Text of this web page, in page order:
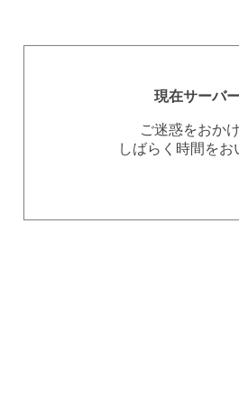
現在サーバ
ご迷惑をおか
しばらく時間を